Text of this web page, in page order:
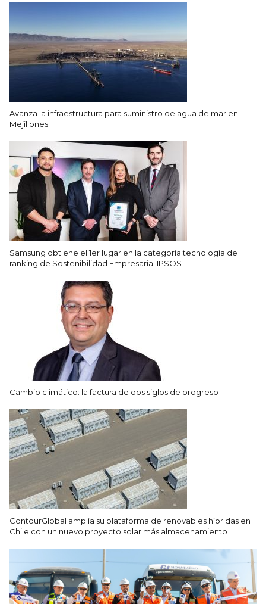
Avanza la infraestructura para suministro de agua de mar en
Mejillones
Samsung obtiene el 1er lugar en la categoría tecnología de
ranking de Sostenibilidad Empresarial IPSOS
Cambio climático: la factura de dos siglos de progreso
ContourGlobal amplía su plataforma de renovables híbridas en
Chile con un nuevo proyecto solar más almacenamiento